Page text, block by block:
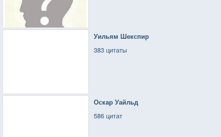
Уильям Шекспир
383 цитаты
Оскар Уайльд
586 цитат